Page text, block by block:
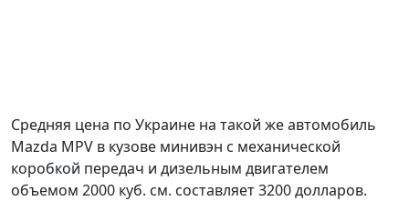
Средняя цена по Украине на такой же автомобиль
Mazda MPV в кузове минивэн c механической
коробкой передач и дизельным двигателем
объемом 2000 куб. см. составляет 3200 долларов.